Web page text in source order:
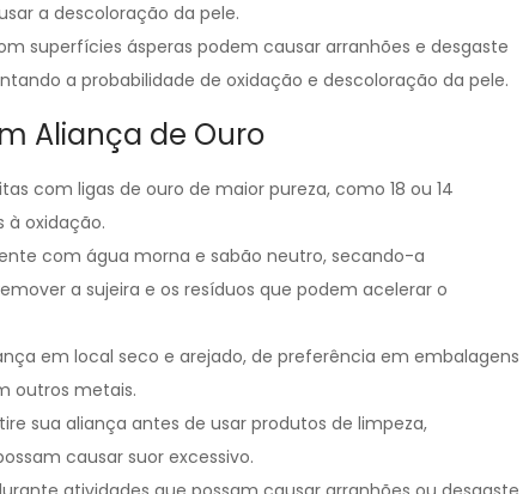
a descoloração da pele.
superfícies ásperas podem causar arranhões e desgaste
a probabilidade de oxidação e descoloração da pele.
Aliança de Ouro
com ligas de ouro de maior pureza, como 18 ou 14
à oxidação.
com água morna e sabão neutro, secando-a
a sujeira e os resíduos que podem acelerar o
em local seco e arejado, de preferência em embalagens
outros metais.
sua aliança antes de usar produtos de limpeza,
causar suor excessivo.